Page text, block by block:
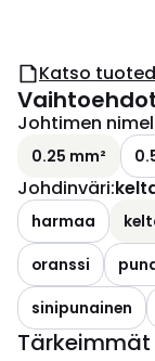
Katso
Johtimen
0.25 mm²
Johdinväri:
harmaa
oranssi
sinipunainen